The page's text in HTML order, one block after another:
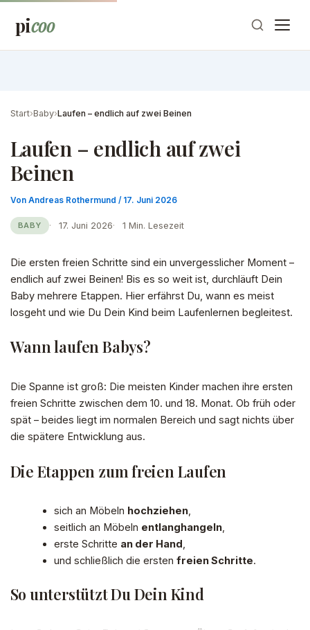
Inhalt
picoo
Start›Baby›Laufen – endlich auf zwei Beinen
Laufen – endlich auf zwei
Beinen
Von Andreas Rothermund / 17. Juni 2026
BABY 17. Juni 2026 1 Min. Lesezeit
Die ersten freien Schritte sind ein unvergesslicher Moment –
endlich auf zwei Beinen! Bis es so weit ist, durchläuft Dein
Baby mehrere Etappen. Hier erfährst Du, wann es meist
losgeht und wie Du Dein Kind beim Laufenlernen begleitest.
Wann laufen Babys?
Die Spanne ist groß: Die meisten Kinder machen ihre ersten
freien Schritte zwischen dem 10. und 18. Monat. Ob früh oder
spät – beides liegt im normalen Bereich und sagt nichts über
die spätere Entwicklung aus.
Die Etappen zum freien Laufen
sich an Möbeln hochziehen,
seitlich an Möbeln entlanghangeln,
erste Schritte an der Hand ,
und schließlich die erstenfreien Schritte.
So unterstützt Du Dein Kind